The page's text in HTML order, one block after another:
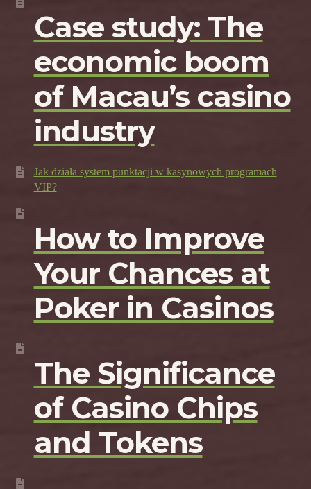
Case study: The
economic boom
of Macau’s casino
industry
Jak działa system punktacji w kasynowych programach
VIP?
How to Improve
Your Chances at
Poker in Casinos
The Significance
of Casino Chips
and Tokens